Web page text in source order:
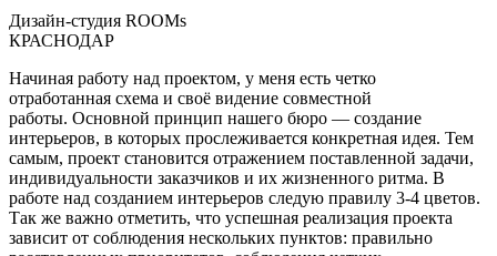
Дизайн-студия ROOMs
КРАСНОДАР
Начиная работу над проектом, у меня есть четко
отработанная схема и своё видение совместной
работы. Основной принцип нашего бюро — создание
интерьеров, в которых прослеживается конкретная идея. Тем
самым, проект становится отражением поставленной задачи,
индивидуальности заказчиков и их жизненного ритма. В
работе над созданием интерьеров следую правилу 3-4 цветов.
Так же важно отметить, что успешная реализация проекта
зависит от соблюдения нескольких пунктов: правильно